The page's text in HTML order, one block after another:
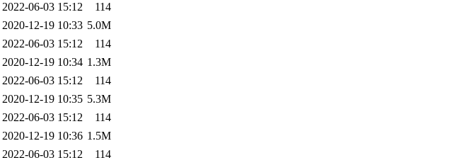
2022-06-03 15:12
114
2020-12-19 10:33 5.0M
2022-06-03 15:12
114
2020-12-19 10:34 1.3M
2022-06-03 15:12
114
2020-12-19 10:35 5.3M
2022-06-03 15:12
114
2020-12-19 10:36 1.5M
2022-06-03 15:12
114